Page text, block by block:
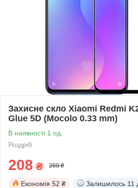
Захисне скло Xiaomi Redmi
Glue 5D (Mocolo 0.33 mm)
В наявності 1 од.
Роздріб
208 ₴ 260 ₴
Економія 52 ₴ Залишилось 11